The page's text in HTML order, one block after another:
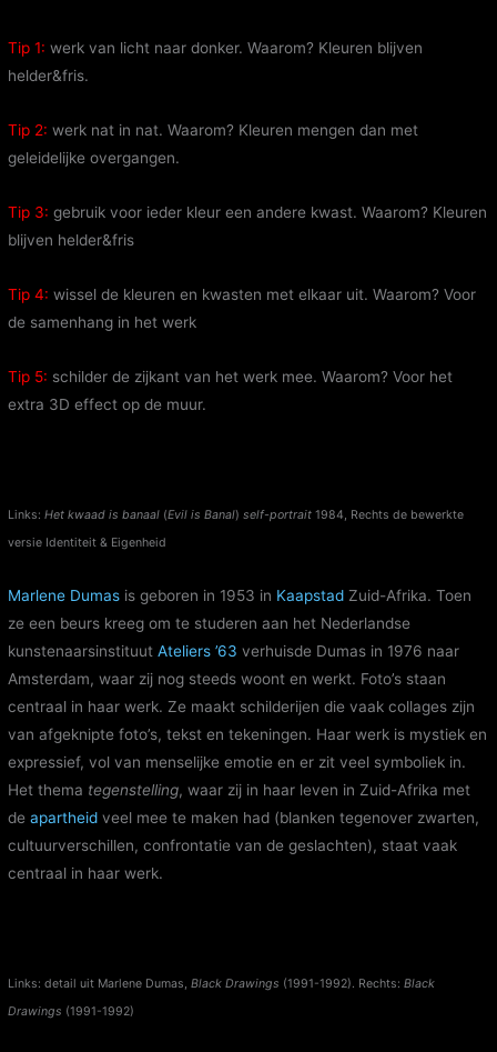
Tip 1: werk van licht naar donker. Waarom? Kleuren blijven
helder&fris.
Tip 2: werk nat in nat. Waarom? Kleuren mengen dan met
geleidelijke overgangen.
Tip 3: gebruik voor ieder kleur een andere kwast. Waarom? Kleuren
blijven helder&fris
Tip 4: wissel de kleuren en kwasten met elkaar uit. Waarom? Voor
de samenhang in het werk
Tip 5: schilder de zijkant van het werk mee. Waarom? Voor het
extra 3D effect op de muur.
Links:Het kwaad is banaal (Evil is Banal)self-portrait 1984, Rechts de bewerkte
versie Identiteit & Eigenheid
Marlene Dumas is geboren in 1953 in Kaapstad Zuid-Afrika. Toen
ze een beurs kreeg om te studeren aan het Nederlandse
kunstenaarsinstituutAteliers ’63 verhuisde Dumas in 1976 naar
Amsterdam, waar zij nog steeds woont en werkt. Foto’s staan
centraal in haar werk. Ze maakt schilderijen die vaak collages zijn
van afgeknipte foto’s, tekst en tekeningen. Haar werk is mystiek en
expressief, vol van menselijke emotie en er zit veel symboliek in.
Het thema tegenstelling, waar zij in haar leven in Zuid-Afrika met
deapartheid veel mee te maken had (blanken tegenover zwarten,
cultuurverschillen, confrontatie van de geslachten), staat vaak
centraal in haar werk.
Links: detail uit Marlene Dumas,Black Drawings (1991-1992). Rechts:Black
Drawings (1991-1992)